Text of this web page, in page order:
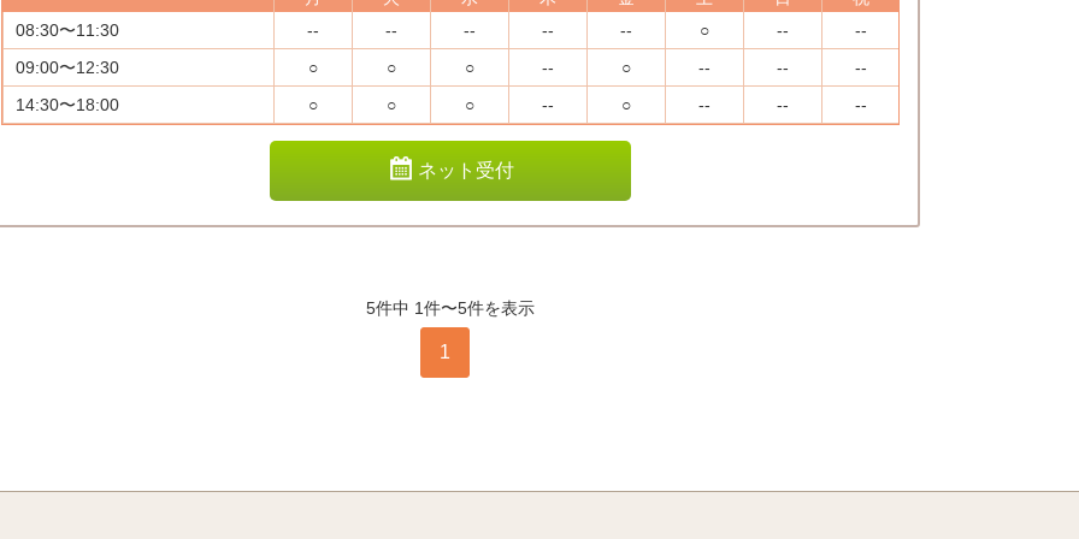
08:30〜11:30
-- -- -- -- -- ○ --
--
09:00〜12:30
○ ○ ○ -- ○ -- --
--
14:30〜18:00
○ ○ ○ -- ○ -- -- --
ネット受付
5件中 1件〜5件を表示
1